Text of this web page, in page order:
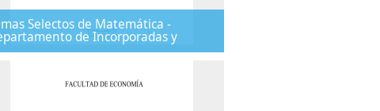
Selectos de Matemática -
de Incorporadas y